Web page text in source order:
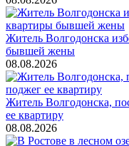
Житель Волгодонска
бывшей жены
08.08.2026
Житель Волгодонска,
ее квартиру
08.08.2026